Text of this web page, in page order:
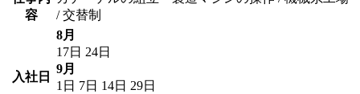
容
/ 交替制
入社日
8月
17日 24日
9月
1日 7日 14日 29日